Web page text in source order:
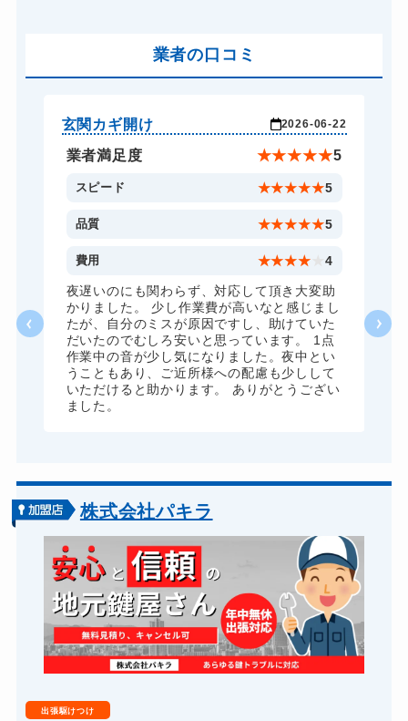
バイクカギ作成 別途お見積り
スーツケースカギ開け 別途お見積り
スーツケースカギ作成 別途お見積り
金庫カギ開け 別途お見積り
別途お見積り
ロッカーカギ開け 別途お見積り
ドアノブカギ開け 別途お見積り
ドアノブカギ作成 別途お見積り
ドアノブカギ交換
業者の口コミ
玄関カギ開け 2026-06-22
業者満足度 ★★★★★5
スピード ★★★★★5
品質 ★★★★★5
費用 ★★★★ 4
夜遅いのにも関わらず、対応して頂き大変助
かりました。 少し作業費が高いなと感じまし
たが、自分のミスが原因ですし、助けていた
だいたのでむしろ安いと思っています。 1点
作業中の音が少し気になりました。夜中とい
うこともあり、ご近所様への配慮も少しして
いただけると助かります。 ありがとうござい
ました。
株式会社パキラ
出張駆けつけ